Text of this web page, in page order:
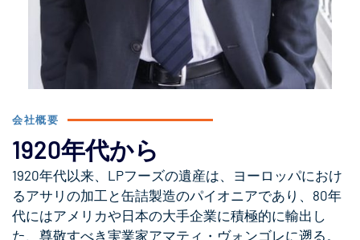
会社概要
1920年代から
1920年代以来、LPフーズの遺産は、ヨーロッパにおけ
るアサリの加工と缶詰製造のパイオニアであり、80年
代にはアメリカや日本の大手企業に積極的に輸出し
た、尊敬すべき実業家アマティ・ヴォンゴレに遡る。